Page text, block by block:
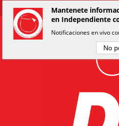
Mantenete
en Independiente
Notificaciones en vivo
No